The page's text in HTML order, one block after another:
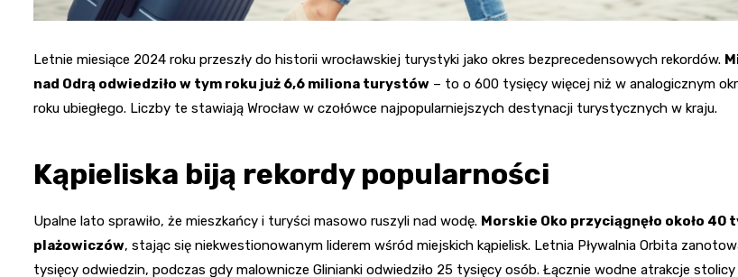
Letnie miesiące 2024 roku przeszły do historii wrocławskiej turystyki jako okres bezprecedensowych rekordów.
nad Odrą odwiedziło w tym roku już 6,6 miliona turystów – to o 600 tysięcy więcej niż w analogicznym
roku ubiegłego. Liczby te stawiają Wrocław w czołówce najpopularniejszych destynacji turystycznych w kraju.
Kąpieliska biją rekordy popularności
Upalne lato sprawiło, że mieszkańcy i turyści masowo ruszyli nad wodę. Morskie Oko przyciągnęło około 40
plażowiczów, stając się niekwestionowanym liderem wśród miejskich kąpielisk. Letnia Pływalnia Orbita
tysięcy odwiedzin, podczas gdy malownicze Glinianki odwiedziło 25 tysięcy osób. Łącznie wodne atrakcje stolicy